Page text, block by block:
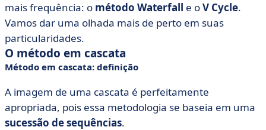
mais frequência: o método Waterfall e oV Cycle.
Vamos dar uma olhada mais de perto em suas
particularidades.
O método em cascata
Método em cascata: definição
A imagem de uma cascata é perfeitamente
apropriada, pois essa metodologia se baseia em uma
sucessão de sequências.